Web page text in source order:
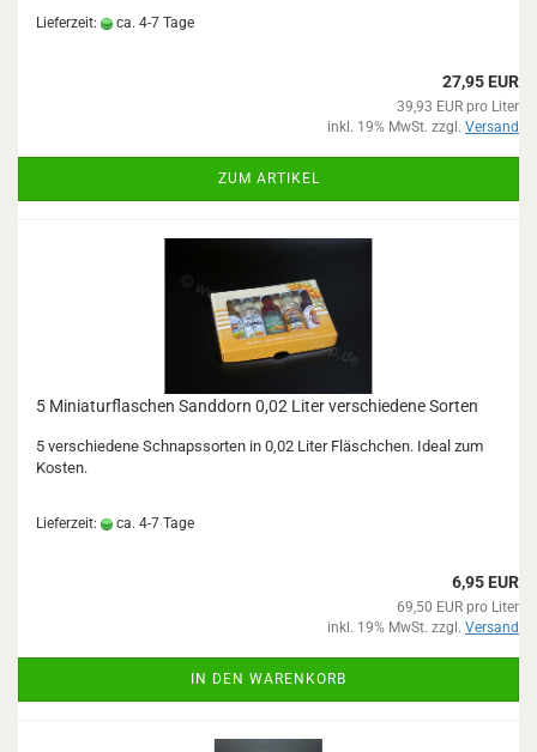
Lieferzeit: ca. 4-7 Tage
27,95 EUR
39,93 EUR pro Liter
inkl. 19% MwSt. zzgl. Versand
ZUM ARTIKEL
5 Miniaturflaschen Sanddorn 0,02 Liter verschiedene Sorten
5 verschiedene Schnapssorten in 0,02 Liter Fläschchen. Ideal zum
Kosten.
Lieferzeit: ca. 4-7 Tage
6,95 EUR
69,50 EUR pro Liter
inkl. 19% MwSt. zzgl. Versand
IN DEN WARENKORB